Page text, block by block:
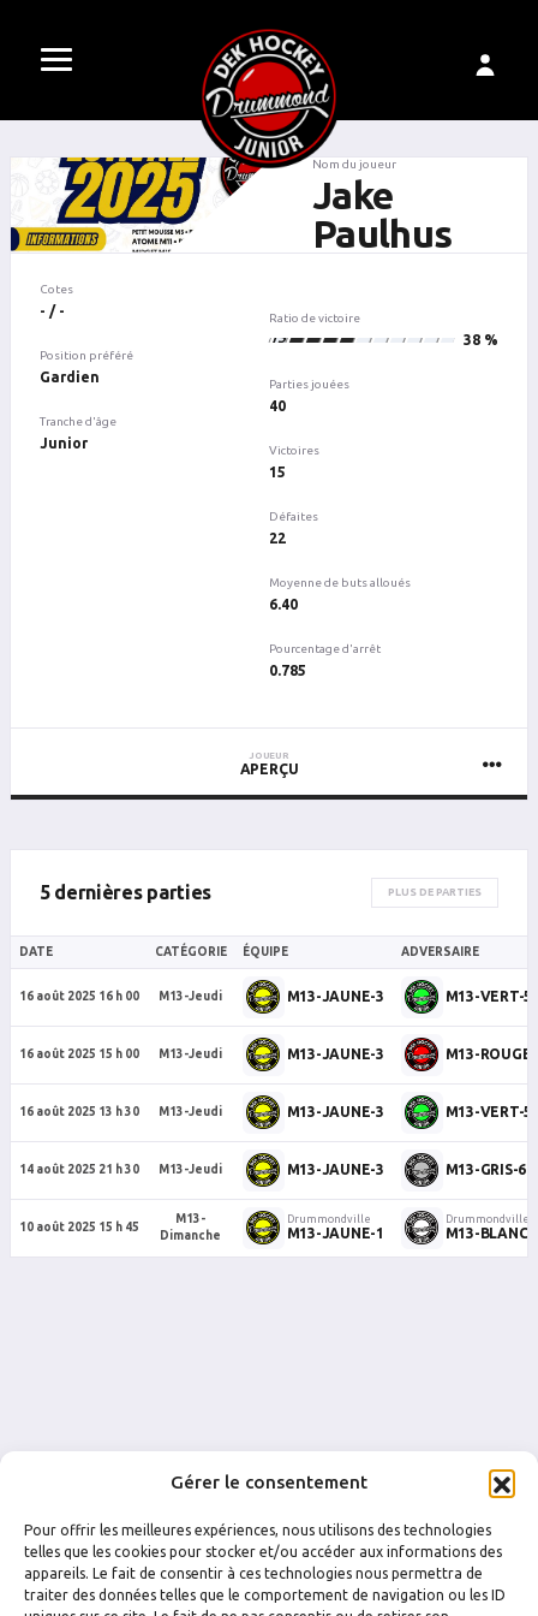
Gérer le consentement
Pour offrir les meilleures expériences, nous utilisons des technologies
telles que les cookies pour stocker et/ou accéder aux informations des
appareils. Le fait de consentir à ces technologies nous permettra de
traiter des données telles que le comportement de navigation ou les ID
Nom du joueur
Jake
Paulhus
Cotes
- / -
Position préféré
Gardien
Tranche d'âge
Junior
Ratio de victoire
15 38 %
Parties jouées
40
Victoires
15
Défaites
22
Moyenne de buts alloués
6.40
Pourcentage d'arrêt
0.785
JOUEUR
APERÇU
5 dernières parties PLUS DE PARTIES
DATE CATÉGORIE ÉQUIPE ADVERSAIRE
16 août 2025 16 h 00 M13-Jeudi M13-JAUNE-3 M13-VERT-5
16 août 2025 15 h 00 M13-Jeudi M13-JAUNE-3 M13-
16 août 2025 13 h 30 M13-Jeudi M13-JAUNE-3 M13-VERT-5
14 août 2025 21 h 30 M13-Jeudi M13-JAUNE-3 M13-GRIS-6
10 août 2025 15 h 45
M13-
Dimanche
Drummondville
M13-JAUNE-1
Drummondville
M13-BLANC-
INSTAGRAM